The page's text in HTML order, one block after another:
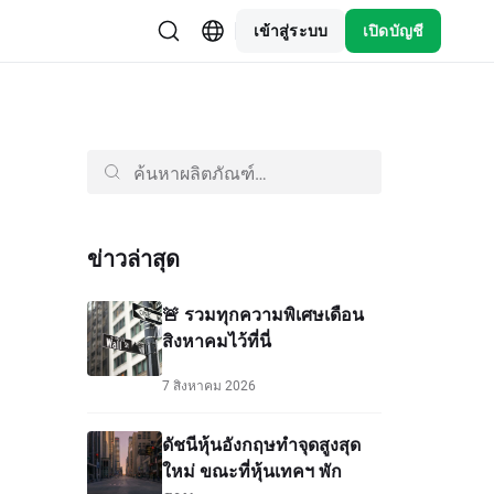
เข้าสู่ระบบ เปิดบัญชี
ข่าวล่าสุด
🚨 รวมทุกความพิเศษเดือน
สิงหาคมไว้ที่นี่
7 สิงหาคม 2026
ดัชนีหุ้นอังกฤษทำจุดสูงสุด
ใหม่ ขณะที่หุ้นเทคฯ พัก